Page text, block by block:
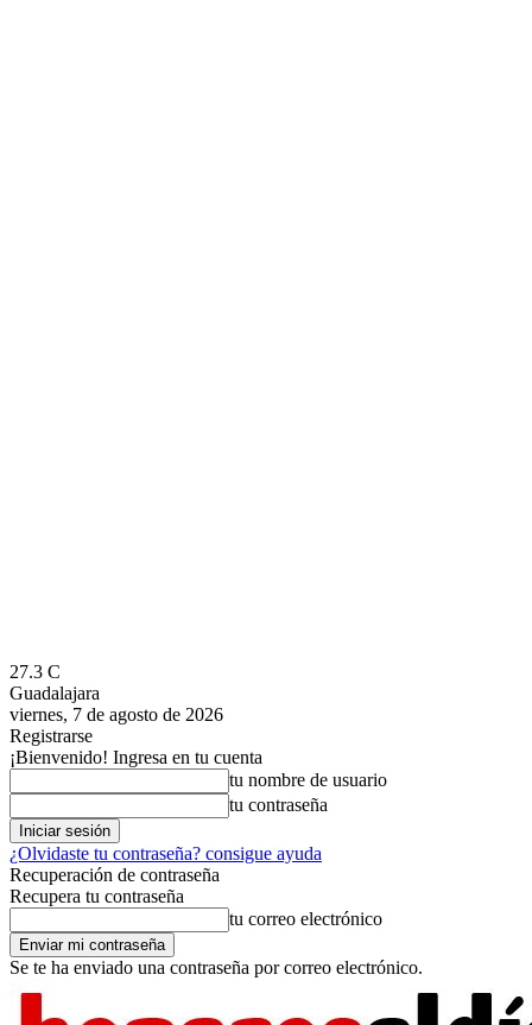
27.3 C
Guadalajara
viernes, 7 de agosto de 2026
Registrarse
¡Bienvenido! Ingresa en tu cuenta
tu nombre de usuario
tu contraseña
¿Olvidaste tu contraseña? consigue ayuda
Recuperación de contraseña
Recupera tu contraseña
tu correo electrónico
Se te ha enviado una contraseña por correo electrónico.